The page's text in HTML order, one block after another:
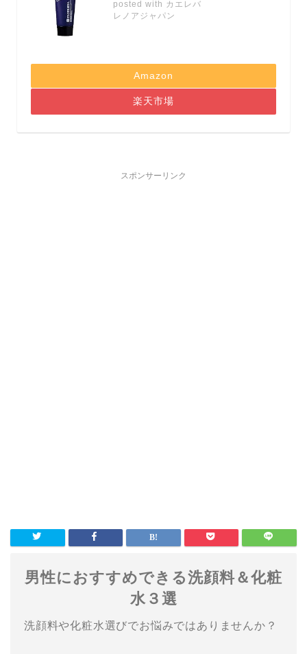
posted with カエレバ
レノアジャパン
Amazon
楽天市場
スポンサーリンク
男性におすすめできる洗顔料＆化粧
水３選
洗顔料や化粧水選びでお悩みではありませんか？